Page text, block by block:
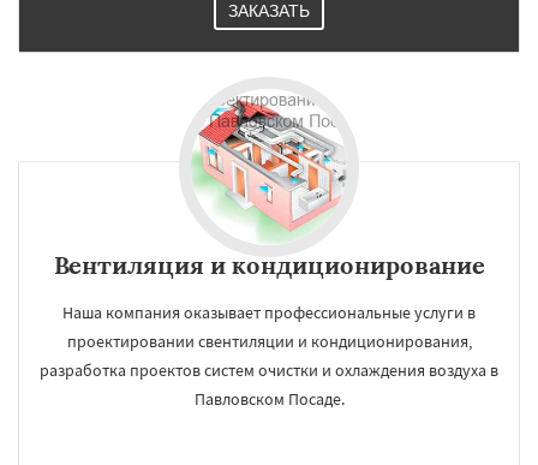
ЗАКАЗАТЬ
Вентиляция и кондиционирование
Наша компания оказывает профессиональные услуги в
проектировании свентиляции и кондиционирования,
разработка проектов систем очистки и охлаждения воздуха в
Павловском Посаде.